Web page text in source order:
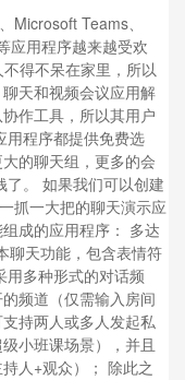
Microsoft Teams、
应用程序越来越受欢
得不呆在家里，所以
天和视频会议应用解
作工具，所以其用户
用程序都提供免费选
的聊天组，更多的会
。 如果我们可以创建
抓一大把的聊天演示应
成的应用程序： 多达
聊天功能，包含表情符
用多种形式的对话频
频道（仅需输入房间
持两人或多人发起私
小班课场景），并且
人+观众）； 除此之